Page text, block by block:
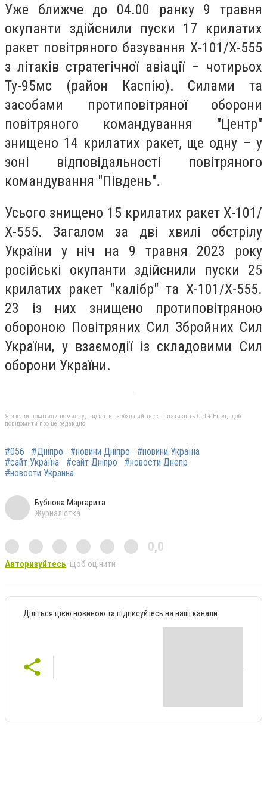
Уже ближче до 04.00 ранку 9 травня
окупанти здійснили пуски 17 крилатих
ракет повітряного базування Х-101/Х-555
з літаків стратегічної авіації – чотирьох
Ту-95мс (район Каспію). Силами та
засобами протиповітряної оборони
повітряного командування "Центр"
знищено 14 крилатих ракет, ще одну – у
зоні відповідальності повітряного
командування "Південь".
Усього знищено 15 крилатих ракет Х-101/
Х-555. Загалом за дві хвилі обстрілу
України у ніч на 9 травня 2023 року
російські окупанти здійснили пуски 25
крилатих ракет "калібр" та Х-101/Х-555.
23 із них знищено протиповітряною
обороною Повітряних Сил Збройних Сил
України, у взаємодії із складовими Сил
оборони України.
Якщо ви помітили помилку, виділіть необхідний текст і натисніть Ctrl + Enter, щоб
повідомити про це редакцію
#056 #Дніпро #новини Дніпро
#новини Україна
#сайт Україна
#сайт Дніпро
#новости Днепр
#новости Украина
Бубнова Маргарита
Журналістка
0,0
Авторизуйтесь, щоб оцінити
Діліться цією новиною та підписуйтесь на наші канали